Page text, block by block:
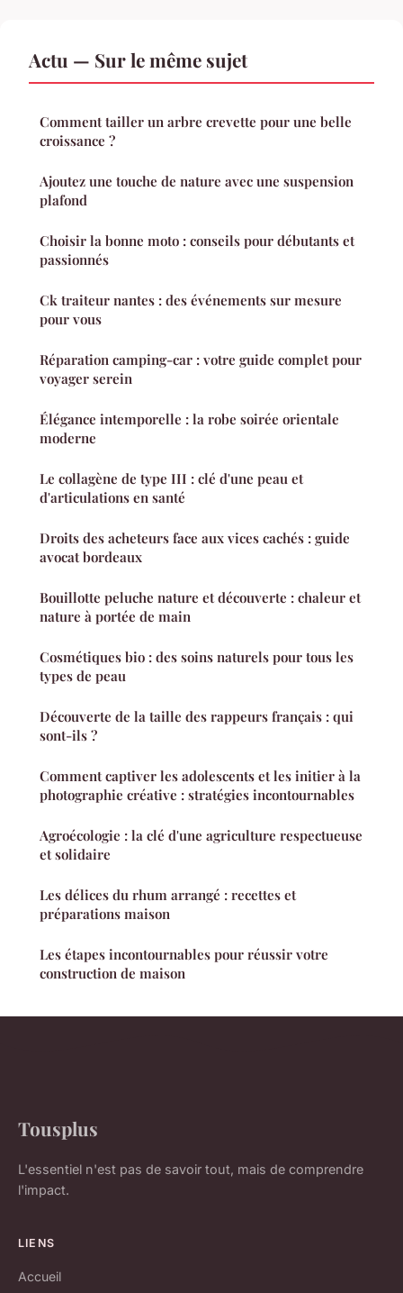
Actu — Sur le même sujet
Comment tailler un arbre crevette pour une belle
croissance ?
Ajoutez une touche de nature avec une suspension
plafond
Choisir la bonne moto : conseils pour débutants et
passionnés
Ck traiteur nantes : des événements sur mesure
pour vous
Réparation camping-car : votre guide complet pour
voyager serein
Élégance intemporelle : la robe soirée orientale
moderne
Le collagène de type III : clé d'une peau et
d'articulations en santé
Droits des acheteurs face aux vices cachés : guide
avocat bordeaux
Bouillotte peluche nature et découverte : chaleur et
nature à portée de main
Cosmétiques bio : des soins naturels pour tous les
types de peau
Découverte de la taille des rappeurs français : qui
sont-ils ?
Comment captiver les adolescents et les initier à la
photographie créative : stratégies incontournables
Agroécologie : la clé d'une agriculture respectueuse
et solidaire
Les délices du rhum arrangé : recettes et
préparations maison
Les étapes incontournables pour réussir votre
construction de maison
Tousplus
L'essentiel n'est pas de savoir tout, mais de comprendre
l'impact.
LIENS
Accueil